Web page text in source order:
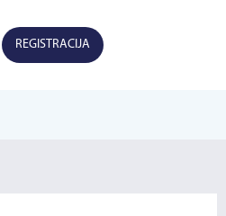
REGISTRACIJA